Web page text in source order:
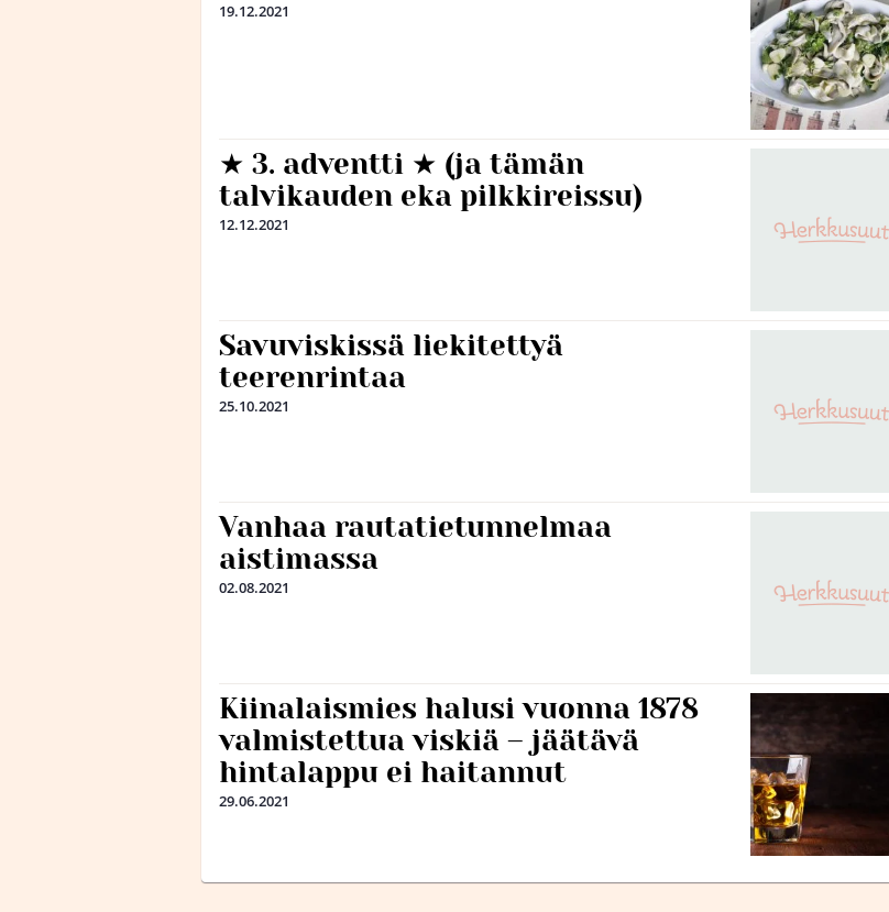
19.12.2021
★ 3. adventti ★ (ja tämän
talvikauden eka pilkkireissu)
12.12.2021
Savuviskissä liekitettyä
teerenrintaa
25.10.2021
Vanhaa rautatietunnelmaa
aistimassa
02.08.2021
Kiinalaismies halusi vuonna 1878
valmistettua viskiä – jäätävä
hintalappu ei haitannut
29.06.2021